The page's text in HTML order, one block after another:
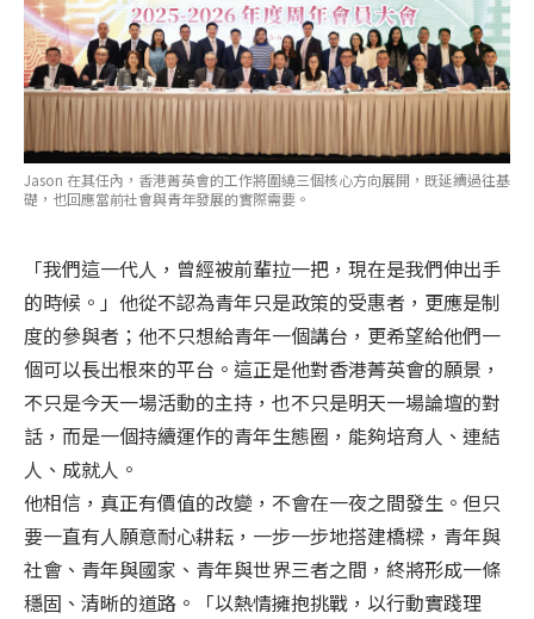
Jason 在其任內，香港菁英會的工作將圍繞三個核心方向展開，既延續過往基
礎，也回應當前社會與青年發展的實際需要。
「我們這一代人，曾經被前輩拉一把，現在是我們伸出手
的時候。」他從不認為青年只是政策的受惠者，更應是制
度的參與者；他不只想給青年一個講台，更希望給他們一
個可以長出根來的平台。這正是他對香港菁英會的願景，
不只是今天一場活動的主持，也不只是明天一場論壇的對
話，而是一個持續運作的青年生態圈，能夠培育人、連結
人、成就人。
他相信，真正有價值的改變，不會在一夜之間發生。但只
要一直有人願意耐心耕耘，一步一步地搭建橋樑，青年與
社會、青年與國家、青年與世界三者之間，終將形成一條
穩固、清晰的道路。「以熱情擁抱挑戰，以行動實踐理